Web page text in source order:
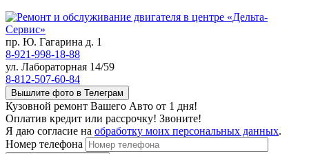
пр. Ю. Гагарина д. 1
8-921-998-18-88
ул. Лабораторная 14/59
8-812-507-60-84
Вышлите фото в Телеграм
Кузовной ремонт Вашего Авто от 1 дня!
Оплатив кредит или рассрочку! Звоните!
Я даю согласие на обработку моих персональных данных.
Номер телефона